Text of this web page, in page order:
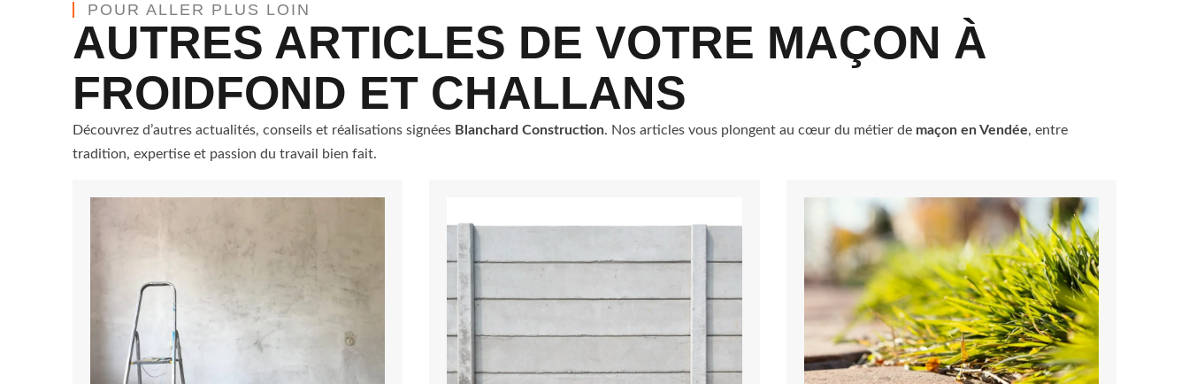
POUR ALLER PLUS LOIN
AUTRES ARTICLES DE VOTRE MAÇON À
FROIDFOND ET CHALLANS
Découvrez d’autres actualités, conseils et réalisations signées Blanchard Construction. Nos articles vous plongent au cœur du métier de maçon en Vendée, entre
tradition, expertise et passion du travail bien fait.